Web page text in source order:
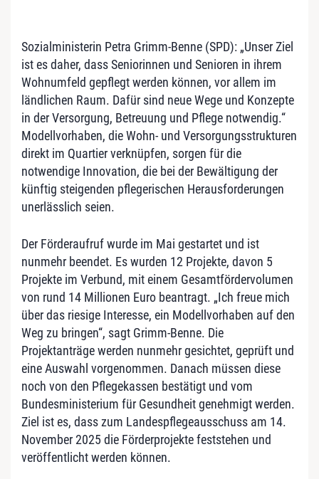
Sozialministerin Petra Grimm-Benne (SPD): „Unser Ziel
ist es daher, dass Seniorinnen und Senioren in ihrem
Wohnumfeld gepflegt werden können, vor allem im
ländlichen Raum. Dafür sind neue Wege und Konzepte
in der Versorgung, Betreuung und Pflege notwendig.“
Modellvorhaben, die Wohn- und Versorgungsstrukturen
direkt im Quartier verknüpfen, sorgen für die
notwendige Innovation, die bei der Bewältigung der
künftig steigenden pflegerischen Herausforderungen
unerlässlich seien.
Der Förderaufruf wurde im Mai gestartet und ist
nunmehr beendet. Es wurden 12 Projekte, davon 5
Projekte im Verbund, mit einem Gesamtfördervolumen
von rund 14 Millionen Euro beantragt. „Ich freue mich
über das riesige Interesse, ein Modellvorhaben auf den
Weg zu bringen“, sagt Grimm-Benne. Die
Projektanträge werden nunmehr gesichtet, geprüft und
eine Auswahl vorgenommen. Danach müssen diese
noch von den Pflegekassen bestätigt und vom
Bundesministerium für Gesundheit genehmigt werden.
Ziel ist es, dass zum Landespflegeausschuss am 14.
November 2025 die Förderprojekte feststehen und
veröffentlicht werden können.